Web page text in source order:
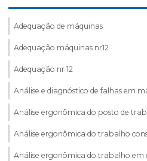
Adequação de máquinas
Adequação máquinas nr12
Adequação nr 12
Análise e diagnóstico de falhas em
Análise ergonômica do posto de
Análise ergonômica do trabalho
Análise ergonômica do trabalho em